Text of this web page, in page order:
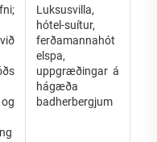
Luksusvilla,
hótel-suítur,
ferðamannahót
elspa,
uppgræðingar á
hágæða
badherbergjum